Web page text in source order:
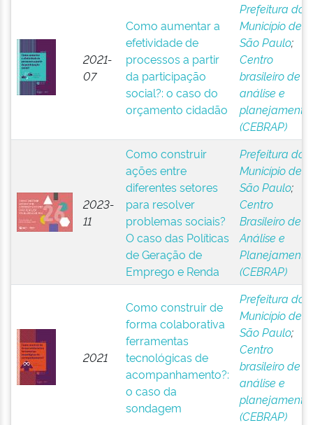
2021-
07
Como aumentar a
efetividade de
processos a partir
da participação
social?: o caso do
orçamento cidadão
Prefeitura do
Município de
São Paulo;
Centro
brasileiro de
análise e
planejamento
(CEBRAP)
2023-
11
Como construir
ações entre
diferentes setores
para resolver
problemas sociais?
O caso das Políticas
de Geração de
Emprego e Renda
Prefeitura do
Município de
São Paulo;
Centro
Brasileiro de
Análise e
Planejamento
(CEBRAP)
2021
Como construir de
forma colaborativa
ferramentas
tecnológicas de
acompanhamento?:
o caso da
sondagem
Prefeitura do
Município de
São Paulo;
Centro
brasileiro de
análise e
planejamento
(CEBRAP)